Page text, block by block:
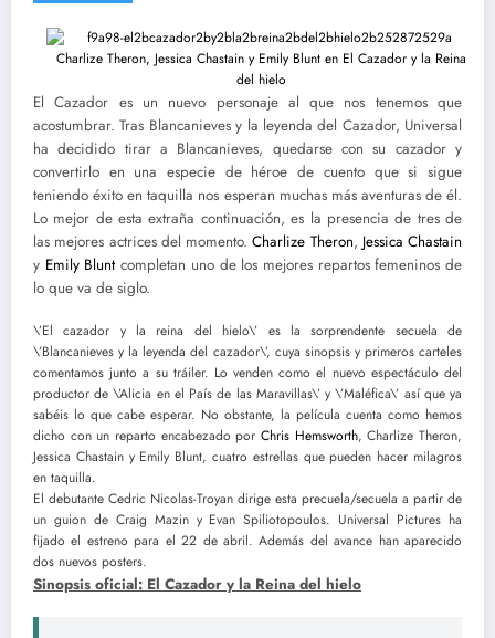
El Cazador es un nuevo personaje al que nos tenemos que
acostumbrar. Tras Blancanieves y la leyenda del Cazador, Universal
ha decidido tirar a Blancanieves, quedarse con su cazador y
convertirlo en una especie de héroe de cuento que si sigue
teniendo éxito en taquilla nos esperan muchas más aventuras de él.
Lo mejor de esta extraña continuación, es la presencia de tres de
las mejores actrices del momento.Charlize Theron, Jessica Chastain
y Emily Bluntcompletan uno de los mejores repartos femeninos de
lo que va de siglo.
\’El cazador y la reina del hielo\’ es la sorprendente secuela de
\’Blancanieves y la leyenda del cazador\’, cuya sinopsis y primeros carteles
comentamos junto a su tráiler. Lo venden como el nuevo espectáculo del
productor de \’Alicia en el País de las Maravillas\’ y \’Maléfica\’ así que ya
sabéis lo que cabe esperar. No obstante, la película cuenta como hemos
dicho con un reparto encabezado por Chris Hemsworth, Charlize Theron,
Jessica Chastain y Emily Blunt, cuatro estrellas que pueden hacer milagros
en taquilla.
El debutante Cedric Nicolas-Troyan dirige esta precuela/secuela a partir de
un guion de Craig Mazin y Evan Spiliotopoulos. Universal Pictures ha
fijado el estreno para el 22 de abril. Además del avance han aparecido
dos nuevos posters.
Sinopsis oficial: El Cazador y la Reina del hielo